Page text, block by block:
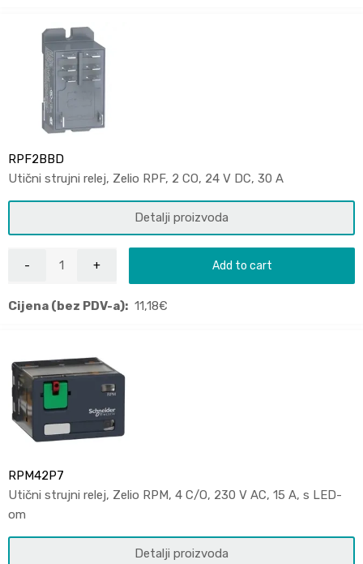
RPF2BBD
Utični strujni relej, Zelio RPF, 2 CO, 24 V DC, 30 A
Detalji proizvoda
Add to cart
Cijena (bez PDV-a): 11,18€
RPM42P7
Utični strujni relej, Zelio RPM, 4 C/O, 230 V AC, 15 A, s LED-
om
Detalji proizvoda